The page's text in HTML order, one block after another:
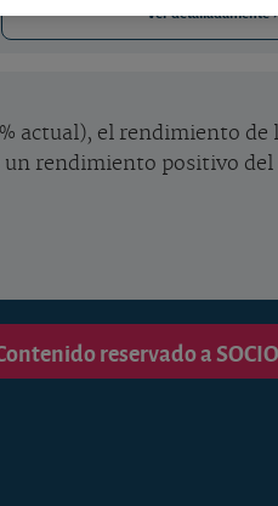
Ver detalladamente
actual), el rendimiento
rendimiento positivo del
reservado a